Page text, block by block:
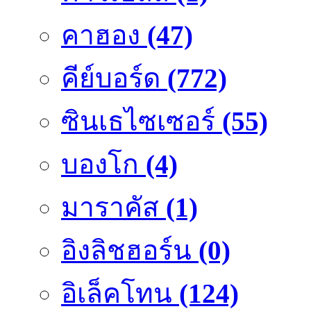
คาฮอง (47)
คีย์บอร์ด (772)
ซินเธไซเซอร์ (55)
บองโก (4)
มาราคัส (1)
อิงลิชฮอร์น (0)
อิเล็คโทน (124)